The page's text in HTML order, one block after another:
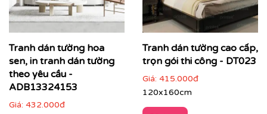
tạo nên những không gian tràn đầy cảm hứng và gu
thẩm mỹ khác biệt.
⇨Tìm tranh dán tườngđẹp theo chủ đề
⇨Tư vấn dán tranh
ở Hà Nội và tỉnh thành khác
⇨In tranh dán tường
Tranh dán tường hoa
sen, in tranh dán tường
theo yêu cầu -
ADB13324153
Giá: 432.000đ
Tranh dán tường cao cấp,
trọn gói thi công - DT023
Giá: 415.000đ
120x160cm